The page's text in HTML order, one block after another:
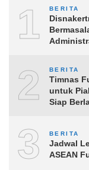
1 BERITA
2 BERITA
Timnas
untuk
Siap
3 BERITA
Jadwal
ASEAN